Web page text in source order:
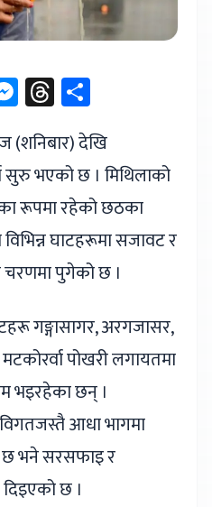
Messenger
Threads
(शनिबार) देखि
भएको छ । मिथिलाको
रूपमा रहेको छठका
घाटहरूमा सजावट र
पुगेको छ ।
गङ्गासागर, अरगजासर,
पोखरी लगायतमा
भइरहेका छन् ।
विगतजस्तै आधा भागमा
भने सरसफाइ र
छ ।